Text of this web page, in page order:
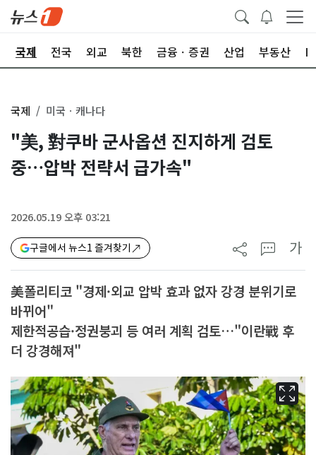
국제 전국 외교 북한 금융ㆍ증권 산업 부동산
국제 미국ㆍ캐나다
"美, 對쿠바 군사옵션 진지하게 검토
중…압박 전략서 급가속"
2026.05.19 오후 03:21
구글에서 뉴스1 즐겨찾기 가
美폴리티코 "경제·외교 압박 효과 없자 강경 분위기로
바뀌어"
제한적공습·정권붕괴 등 여러 계획 검토…"이란戰 후
더 강경해져"